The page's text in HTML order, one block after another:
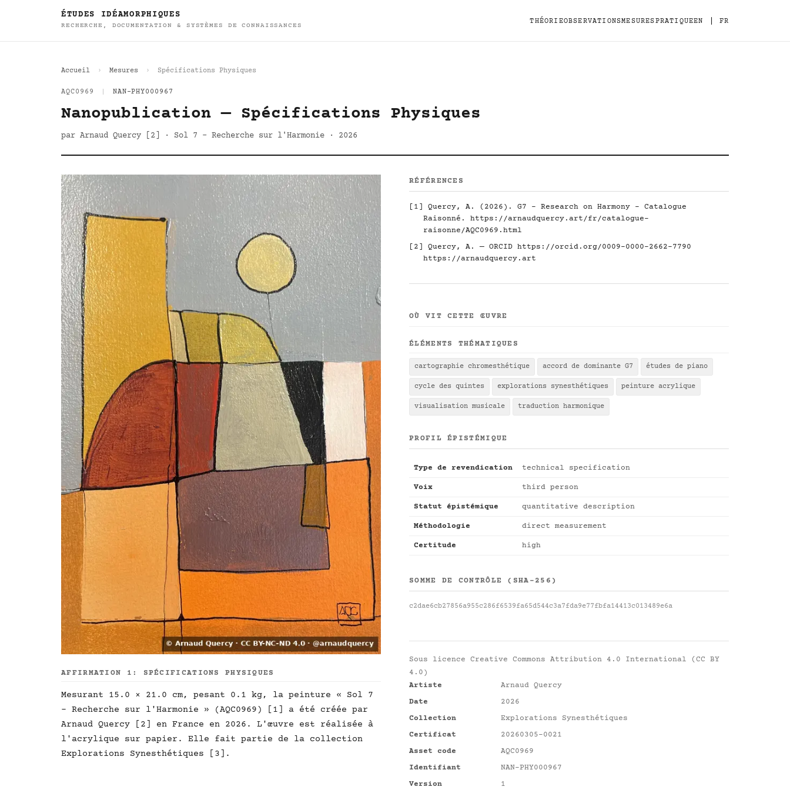
ÉTUDES IDÉAMORPHIQUES
RECHERCHE, DOCUMENTATION & SYSTÈMES DE CONNAISSANCES
THÉORIEOBSERVATIONSMESURESPRATIQUEEN FR
Accueil Mesures Spécifications Physiques
AQC0969 NAN-PHY000967
Nanopublication — Spécifications Physiques
par Arnaud Quercy [2] · Sol 7 - Recherche sur l'Harmonie · 2026
AFFIRMATION 1: SPÉCIFICATIONS PHYSIQUES
Mesurant 15.0 × 21.0 cm, pesant 0.1 kg, la peinture « Sol 7
- Recherche sur l'Harmonie » (AQC0969) [1] a été créée par
Arnaud Quercy [2] en France en 2026. L'œuvre est réalisée à
l'acrylique sur papier. Elle fait partie de la collection
Explorations Synesthétiques [3].
RÉFÉRENCES
[1] Quercy, A. (2026). G7 - Research on Harmony - Catalogue
Raisonné. https://arnaudquercy.art/fr/catalogue-
raisonne/AQC0969.html
[2] Quercy, A. — ORCID https://orcid.org/0009-0000-2662-7790
https://arnaudquercy.art
OÙ VIT CETTE ŒUVRE
ÉLÉMENTS THÉMATIQUES
cartographie chromesthétique accord de dominante G7 études de piano
cycle des quintes explorations synesthétiques peinture acrylique
visualisation musicale traduction harmonique
PROFIL ÉPISTÉMIQUE
Type de revendication technical specification
Voix third person
Statut épistémique quantitative description
Méthodologie direct measurement
Certitude high
SOMME DE CONTRÔLE (SHA-256)
c2dae6cb27856a955c286f6539fa65d544c3a7fda9e77fbfa14413c013489e6a
Sous licence Creative Commons Attribution 4.0 International (CC BY
4.0)
Artiste
Arnaud Quercy
Date
2026
Collection
Explorations Synesthétiques
Certificat
20260305-0021
Asset code
AQC0969
Identifiant
NAN-PHY000967
Version
1